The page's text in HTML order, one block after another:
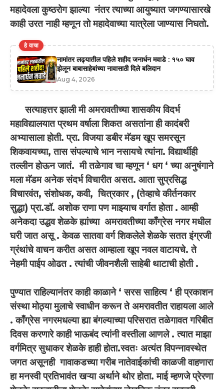
महादेवला कुष्ठरोग झाल्या नंतर त्याच्या आयुष्यात जगण्यासारखे
काही उरत नाही म्हणून तो महादेवाच्या यात्रेला जाण्यास निघतो.
हे वाचा
नामांतर लढ्यातील पहिले शहीद जनार्धन मवाडे : १५० घाव
झेलून बाबासाहेबांच्या नावासाठी दिले बलिदान
Aug 4, 2026
सत्याहत्तर झाली मी अमरावतीच्या शासकीय विदर्भ
महाविद्यालयात प्रथम वर्षाला शिकत असतांना ही कादंबरी
अभ्यासाला होती. प्रा. विजया डबीर मॅडम खूप समरसून
शिकवायच्या, तास संपल्याचे भान नसायचे त्यांना. विद्यार्थीही
तल्लीन होऊन जातं. मी तळेगाव चा म्हणून ‘ धग ‘ च्या अनुषंगाने
मला मॅडम अनेक संदर्भ विचारीत असत. आता सुप्रसिद्ध
विचारवंत, संशोधक, कवी, चित्रकार , (तेव्हाचे कीर्तनकार
सुद्धा) प्रा.डॉ. अशोक राणा पण माझ्याच वर्गात होता . आम्ही
अनेकदा उद्धव शेळके ह्यांच्या अमरावतीच्या काँग्रेस नगर मधील
घरी जात असू . केवळ सातवा वर्ग शिकलेले शेळके सतत इंग्रजी
ग्रंथांचे वाचन करीत असत आम्हाला खूप नवल वाटायचे. ते
नेहमी पाईप ओढत . त्यांची जीवनशैली साहेबी थाटाची होती .
पुण्यात राहिल्यानंतर काही काळाने ‘ सरस साहित्य ‘ ही प्रकाशन
संस्था मोठ्या मुलाचे स्वाधीन करून ते अमरावतीत राहायला आले
. काँग्रेस नगरमधल्या ह्या बंगल्याच्या परिसरात तळेगावत गरिबीत
दिवस करणारे काही भाऊबंद त्यांनी वस्तीला आणले . त्यात माझा
वर्गमित्र सुधाकर शेळके हाही होता.स्वतः अत्यंत विपन्नावस्थेत
जगत असूनही गावाकडच्या गरीब नातेवाईकांची काळजी वाहणारा
हा मनस्वी प्रतिभावंत खऱ्या अर्थाने थोर होता. माई म्हणजे प्रेरणा